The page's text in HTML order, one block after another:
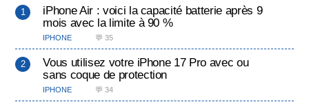
iPhone Air : voici la capacité batterie après 9
mois avec la limite à 90 %
IPHONE 💬 35
Vous utilisez votre iPhone 17 Pro avec ou
sans coque de protection
IPHONE 💬 34